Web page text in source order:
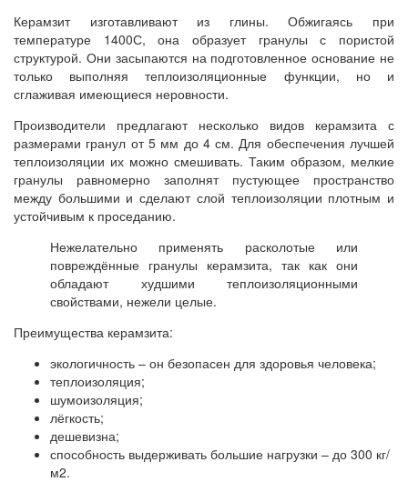
Керамзит изготавливают из глины. Обжигаясь при
температуре 1400С, она образует гранулы с пористой
структурой. Они засыпаются на подготовленное основание не
только выполняя теплоизоляционные функции, но и
сглаживая имеющиеся неровности.
Производители предлагают несколько видов керамзита с
размерами гранул от 5 мм до 4 см. Для обеспечения лучшей
теплоизоляции их можно смешивать. Таким образом, мелкие
гранулы равномерно заполнят пустующее пространство
между большими и сделают слой теплоизоляции плотным и
устойчивым к проседанию.
Нежелательно применять расколотые или
повреждённые гранулы керамзита, так как они
обладают худшими теплоизоляционными
свойствами, нежели целые.
Преимущества керамзита:
экологичность – он безопасен для здоровья человека;
теплоизоляция;
шумоизоляция;
лёгкость;
дешевизна;
способность выдерживать большие нагрузки – до 300 кг/
м2.